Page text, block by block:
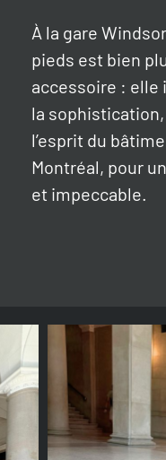
À la gare
pieds est bien
accessoire : elle
la
l’esprit du
Montréal, pour
et impeccable.